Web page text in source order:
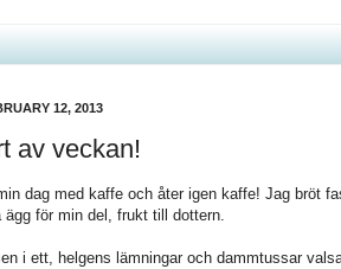
12, 2013
av veckan!
dag med kaffe och åter igen kaffe! Jag bröt
ägg för min del, frukt till dottern.
i ett, helgens lämningar och dammtussar